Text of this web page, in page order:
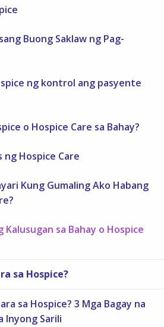
Buong Saklaw ng Pag-
ng kontrol ang pasyente
o Hospice Care sa Bahay?
ng Hospice Care
Kung Gumaling Ako Habang
Kalusugan sa Bahay o Hospice
sa Hospice?
sa Hospice? 3 Mga Bagay na
Inyong Sarili